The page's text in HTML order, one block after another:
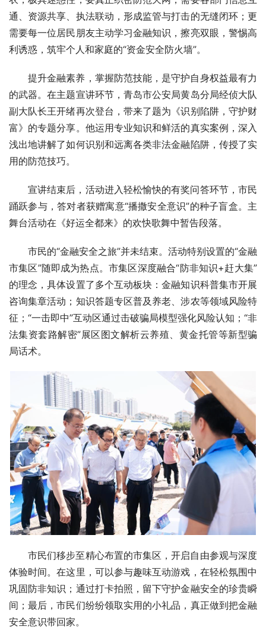
通、资源共享、执法联动，形成监管与打击的无缝闭环；更
需要每一位居民朋友主动学习金融知识，擦亮双眼，警惕高
利诱惑，筑牢个人和家庭的“资金安全防火墙”。
提升金融素养，掌握防范技能，是守护自身权益最有力
的武器。在主题宣讲环节，青岛市公安局黄岛分局经侦大队
副大队长王开绪再次登台，带来了题为《识别陷阱，守护财
富》的专题分享。他运用专业知识和鲜活的真实案例，深入
浅出地讲解了如何识别和远离各类非法金融陷阱，传授了实
用的防范技巧。
宣讲结束后，活动进入轻松愉快的有奖问答环节，市民
踊跃参与，答对者获赠寓意“播撒安全意识”的种子盲盒。主
舞台活动在《好运全都来》的欢快歌舞中暂告段落。
市民的“金融安全之旅”并未结束。活动特别设置的“金融
市集区”随即成为热点。市集区深度融合“防非知识+赶大集”
的理念，具体设置了多个互动板块：金融知识科普集市开展
咨询集章活动；知识答题专区普及养老、涉农等领域风险特
征；“一击即中”互动区通过击破骗局模型强化风险认知；“非
法集资套路解密”展区图文解析云养殖、黄金托管等新型骗
局话术。
市民们移步至精心布置的市集区，开启自由参观与深度
体验时间。在这里，可以参与趣味互动游戏，在轻松氛围中
巩固防非知识；通过打卡拍照，留下守护金融安全的珍贵瞬
间；最后，市民们纷纷领取实用的小礼品，真正做到把金融
安全意识带回家。